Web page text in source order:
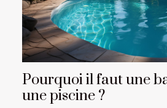
Pourquoi il faut une
une piscine ?